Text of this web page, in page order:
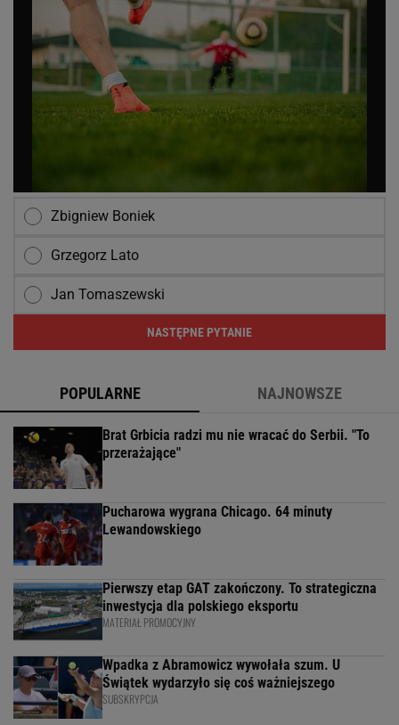
Zbigniew Boniek
Grzegorz Lato
Jan Tomaszewski
NASTĘPNE PYTANIE
POPULARNE NAJNOWSZE
Brat Grbicia radzi mu nie wracać do Serbii. "To
przerażające"
Pucharowa wygrana Chicago. 64 minuty
Lewandowskiego
Pierwszy etap GAT zakończony. To strategiczna
inwestycja dla polskiego eksportu
MATERIAŁ PROMOCYJNY
Wpadka z Abramowicz wywołała szum. U
Świątek wydarzyło się coś ważniejszego
SUBSKRYPCJA